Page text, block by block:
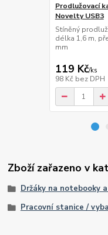
Prodlužovací
Novelty USB3
Stíněný
délka 1,6 m,
mm
119 Kč/ks
98 Kč bez DPH
Zboží zařazeno v
Držáky na notebooky
Pracovní stanice /